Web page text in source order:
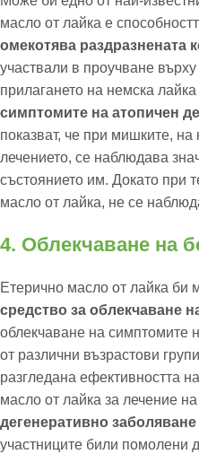
масло от лайка е
омекотява раздразнената
участвали в проучване
прилагането на немска
симптомите на атопичен
показват, че при мишките,
лечението, се наблюдава
състоянието им. Докато при
масло от лайка, не се
4. Облекчаване на
Етерично масло от лайка би
средство за облекчаване
облекчаване на симптомите
от различни възрастови
разгледана ефективността
масло от лайка за лечение на
дегенеративно заболяване
участниците били помолени